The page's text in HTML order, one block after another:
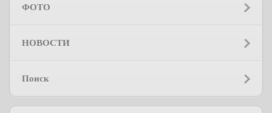
ФОТО
НОВОСТИ
Поиск